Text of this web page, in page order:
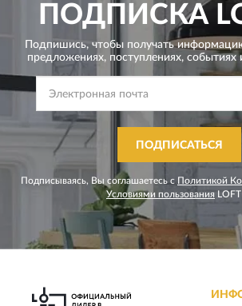
ПОДПИСКА
Подпишись, чтобы получать
предложениях, поступлениях,
ПОДПИСАТЬСЯ
Подписываясь, Вы соглашаетесь с Политикой
Условиями пользования